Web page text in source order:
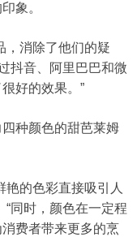
象。
，消除了他们的疑
抖音、阿里巴巴和微
好的效果。”
种颜色的甜芭莱姆
艳的色彩直接吸引人
“同时，颜色在一定程
费者带来更多的烹